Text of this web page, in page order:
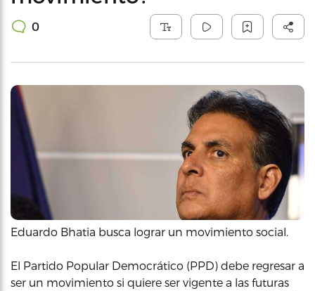
0
Eduardo Bhatia busca lograr un movimiento social.
El Partido Popular Democrático (PPD) debe regresar a
ser un movimiento si quiere ser vigente a las futuras